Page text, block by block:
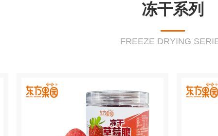
冻干系列
FREEZE DRYING